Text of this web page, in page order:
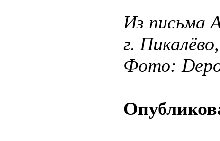
Из письма
г.
Фото: